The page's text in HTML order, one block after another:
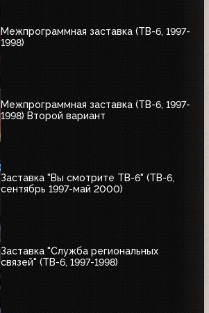
Межпрограммная заставка (ТВ-6, 1997-
1998)
Межпрограммная заставка (ТВ-6, 1997-
1998) Второй вариант
Заставка "Вы смотрите ТВ-6" (ТВ-6,
сентябрь 1997-май 2000)
Заставка "Служба региональных
связей" (ТВ-6, 1997-1998)